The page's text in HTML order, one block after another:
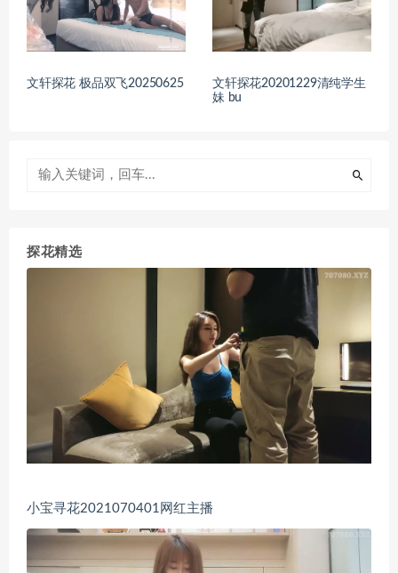
文轩探花 极品双飞20250625
文轩探花20201229清纯学生
妹 bu
探花精选
小宝寻花2021070401网红主播